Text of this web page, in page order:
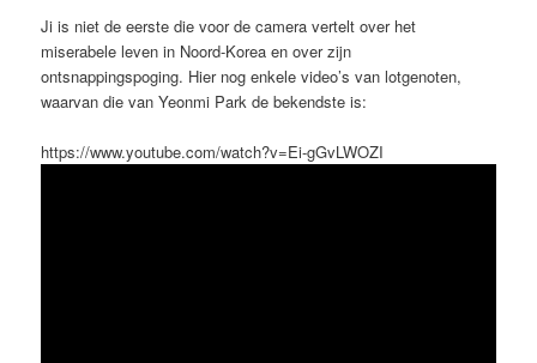
Ji is niet de eerste die voor de camera vertelt over het
miserabele leven in Noord-Korea en over zijn
ontsnappingspoging. Hier nog enkele video’s van lotgenoten,
waarvan die van Yeonmi Park de bekendste is:
https://www.youtube.com/watch?v=Ei-gGvLWOZI